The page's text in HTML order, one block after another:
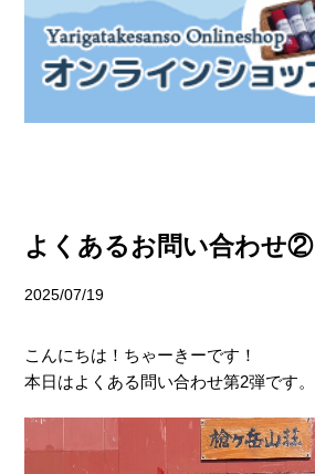
よくあるお問い合わせ②
2025/07/19
こんにちは！ちゃーきーです！
本日はよくある問い合わせ第2弾です。